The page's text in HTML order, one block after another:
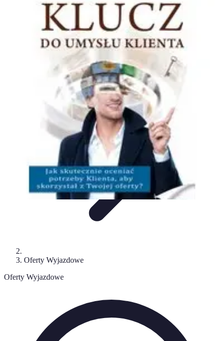
Oferty Wyjazdowe
Zdrowe wakacjeRodzinne Wakacje Aktywne WakacjeRodzinne
Wakacyjne Kierunki
Oferty Wyjazdowe
Oferty Wyjazdowe
Oferty Wyjazdowe